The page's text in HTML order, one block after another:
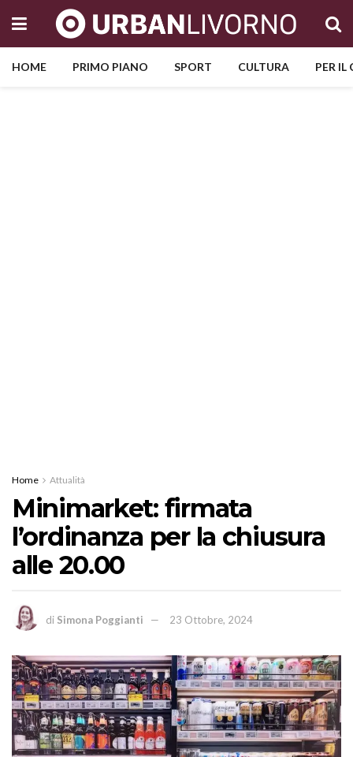
HOME PRIMO PIANO SPORT CULTURA PER
Home Attualità
Minimarket: firmata
l’ordinanza per la chiusura
alle 20.00
di Simona Poggianti 23 Ottobre, 2024